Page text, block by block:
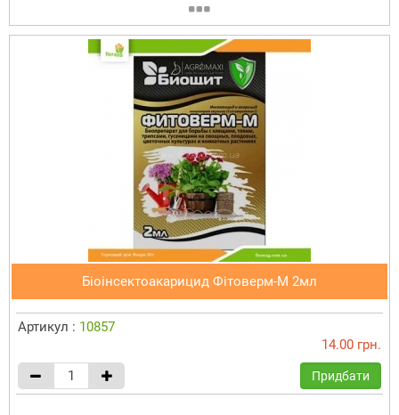
Біоінсектоакарицид Фітоверм-М 2мл
Артикул : 10857
14.00 грн.
Придбати